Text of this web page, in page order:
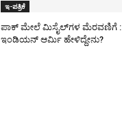
ಇ-ಪತ್ರಿಕೆ
ಪಾಕ್​ ಮೇಲೆ ಮಿಸೈಲ್​ಗಳ ಮೆರವಣಿಗೆ :
ಇಂಡಿಯನ್ ಆರ್ಮಿ ಹೇಳಿದ್ದೇನು?